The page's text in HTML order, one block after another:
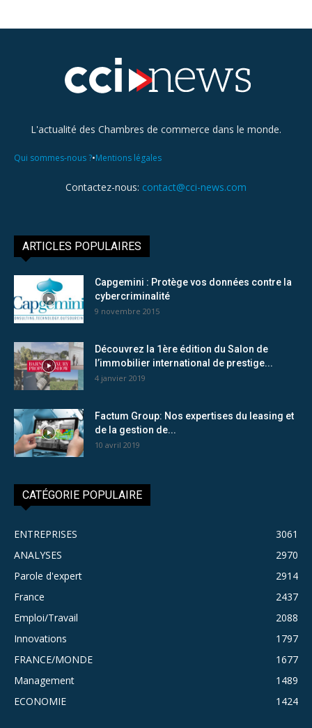
L'actualité des Chambres de commerce dans le monde.
Qui sommes-nous ?•Mentions légales
Contactez-nous: contact@cci-news.com
ARTICLES POPULAIRES
Capgemini : Protège vos données contre la
cybercriminalité
9 novembre 2015
Découvrez la 1ère édition du Salon de
l’immobilier international de prestige...
4 janvier 2019
Factum Group: Nos expertises du leasing et
de la gestion de...
10 avril 2019
CATÉGORIE POPULAIRE
ENTREPRISES
3061
ANALYSES
2970
Parole d'expert
2914
France
2437
Emploi/Travail
2088
Innovations
1797
FRANCE/MONDE
1677
Management
1489
ECONOMIE
1424